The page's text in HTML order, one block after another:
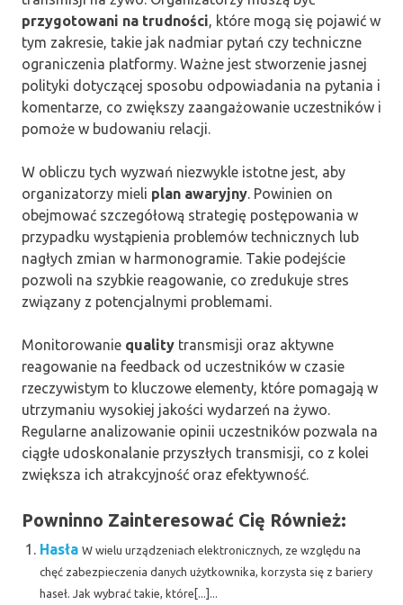
przygotowani na trudności, które mogą się pojawić w
tym zakresie, takie jak nadmiar pytań czy techniczne
ograniczenia platformy. Ważne jest stworzenie jasnej
polityki dotyczącej sposobu odpowiadania na pytania i
komentarze, co zwiększy zaangażowanie uczestników i
pomoże w budowaniu relacji.
W obliczu tych wyzwań niezwykle istotne jest, aby
organizatorzy mieli plan awaryjny. Powinien on
obejmować szczegółową strategię postępowania w
przypadku wystąpienia problemów technicznych lub
nagłych zmian w harmonogramie. Takie podejście
pozwoli na szybkie reagowanie, co zredukuje stres
związany z potencjalnymi problemami.
Monitorowanie quality transmisji oraz aktywne
reagowanie na feedback od uczestników w czasie
rzeczywistym to kluczowe elementy, które pomagają w
utrzymaniu wysokiej jakości wydarzeń na żywo.
Regularne analizowanie opinii uczestników pozwala na
ciągłe udoskonalanie przyszłych transmisji, co z kolei
zwiększa ich atrakcyjność oraz efektywność.
Powninno Zainteresować Cię Również:
Hasła W wielu urządzeniach elektronicznych, ze względu na
chęć zabezpieczenia danych użytkownika, korzysta się z bariery
haseł. Jak wybrać takie, które[...]...